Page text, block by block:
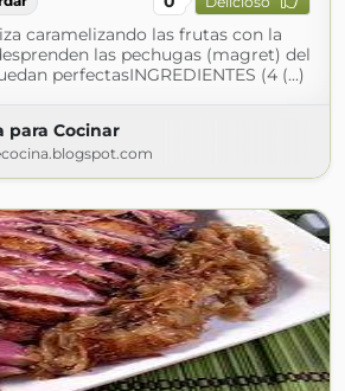
caramelizando las frutas con la
las pechugas (magret) del
perfectasINGREDIENTES (4 (...)
para Cocinar